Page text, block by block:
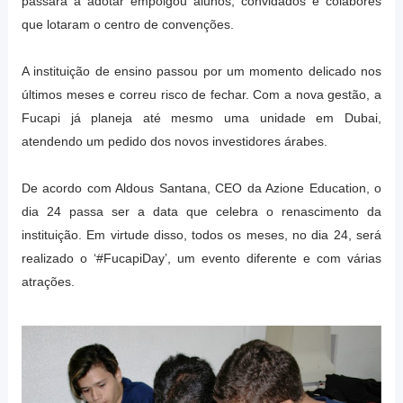
que lotaram o centro de convenções.
A instituição de ensino passou por um momento delicado nos
últimos meses e correu risco de fechar. Com a nova gestão, a
Fucapi já planeja até mesmo uma unidade em Dubai,
atendendo um pedido dos novos investidores árabes.
De acordo com Aldous Santana, CEO da Azione Education, o
dia 24 passa ser a data que celebra o renascimento da
instituição. Em virtude disso, todos os meses, no dia 24, será
realizado o ‘#FucapiDay’, um evento diferente e com várias
atrações.